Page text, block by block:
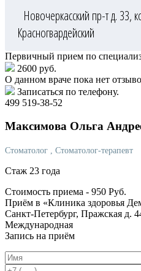
Новочеркасский пр-т д. 33,
Красногвардейский
Первичный прием по
2600 руб.
О данном враче пока нет
Записаться по телефону.
499 519-38-52
Максимова Ольга
Стоматолог , Стоматолог-терапевт
Стаж 23 года
Стоимость приема - 950 Руб.
Приём в «Клиника здоровья
Санкт-Петербург, Пражская д.
Международная
Запись на приём